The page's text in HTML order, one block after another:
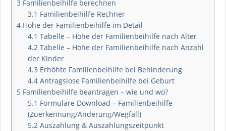
3 Familienbeihilfe berechnen
3.1 Familienbeihilfe-Rechner
4 Höhe der Familienbeihilfe im Detail
4.1 Tabelle – Höhe der Familienbeihilfe nach Alter
4.2Tabelle – Höhe der Familienbeihilfe nach Anzahl
der Kinder
4.3 Erhöhte Familienbeihilfe bei Behinderung
4.4Antragslose Familienbeihilfe bei Geburt
5 Familienbeihilfe beantragen – wie und wo?
5.1 Formulare Download – Familienbeihilfe
(Zuerkennung/Änderung/Wegfall)
5.2Auszahlung & Auszahlungszeitpunkt